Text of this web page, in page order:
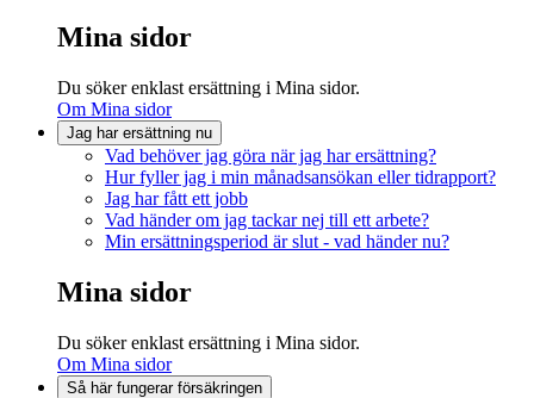
Mina sidor
Du söker enklast ersättning i Mina sidor.
Om Mina sidor
Jag har ersättning nu
Vad behöver jag göra när jag har ersättning?
Hur fyller jag i min månadsansökan eller tidrapport?
Jag har fått ett jobb
Vad händer om jag tackar nej till ett arbete?
Min ersättningsperiod är slut - vad händer nu?
Mina sidor
Du söker enklast ersättning i Mina sidor.
Om Mina sidor
Så här fungerar försäkringen